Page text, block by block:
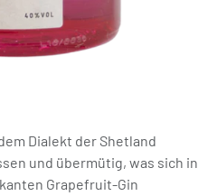
Dialekt der Shetland
und übermütig, was sich in
Grapefruit-Gin